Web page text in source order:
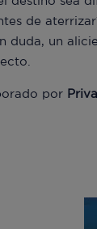
de
duda, un
por